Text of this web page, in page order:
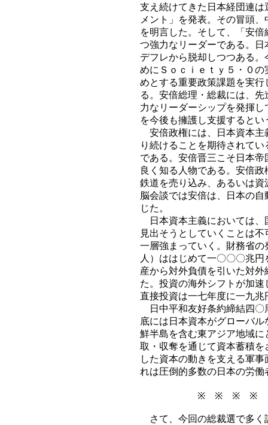
支え続けてきた日本経団連
メント」を発表。その冒頭
を明言した。そして、「安
つ強力なリーダーである。
デフレから脱却しつつある
めにＳｏｃｉｅｔｙ５・０
めとする重要政策課題を実
る。安倍総理・総裁には、
力なリーダーシップを発揮
を今後も擁護し支援すると
安倍政権には、日本資本主
り続けることを期待されて
である。安倍晋三こそ日本
良く知る人物である。安倍
鉄道を売り込み、あるいは
脳会談では安倍は、日本の
じた。
日本資本主義においては、
見出そうとしていくことは
一層強まっていく。財務省
人）ははじめて一〇〇〇兆
産から対外負債を引いた対
た。投資の海外シフトが加
直接投資は一七年度に一九兆
日中平和友好条約締結四〇
底には日本資本がグローバ
鮮半島を含む東アジア地域
取・収奪を通じて資本蓄積
した資本の動きを支える軍
れは圧倒的多数の日本の労
※ ※ ※ ※
さて、今回の総裁選で多く